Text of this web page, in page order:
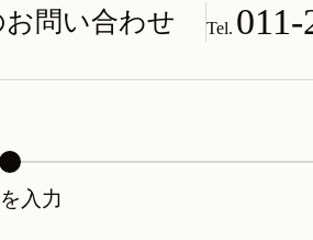
問い合わせ Tel. 011-
入力